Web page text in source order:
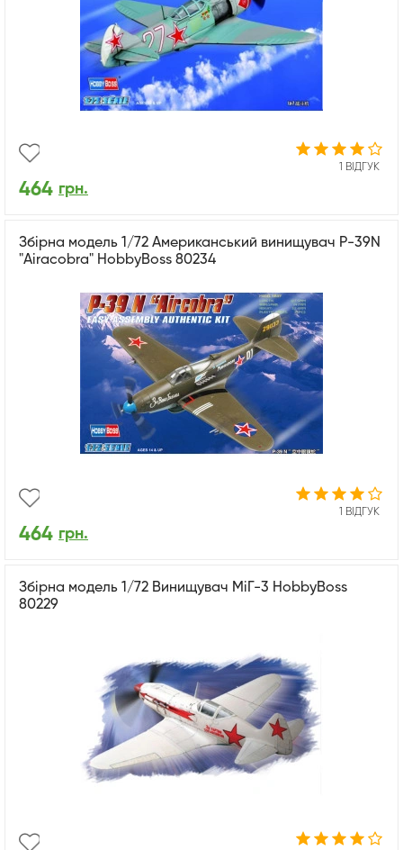
1 ВІДГУК
464 грн.
Збірна модель 1/72 Американський винищувач P-39N
"Airacobra" HobbyBoss 80234
1 ВІДГУК
464 грн.
Збірна модель 1/72 Винищувач МіГ-3 HobbyBoss
80229